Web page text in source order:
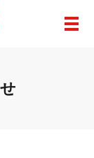
メ